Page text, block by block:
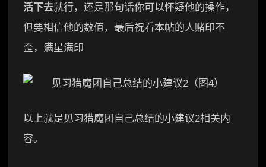
活下去就行，还是那句话你可以怀疑他的操作，
但要相信他的数值，最后祝看本帖的人赌印不
歪，满星满印
以上就是见习猎魔团自己总结的小建议2相关内
容。